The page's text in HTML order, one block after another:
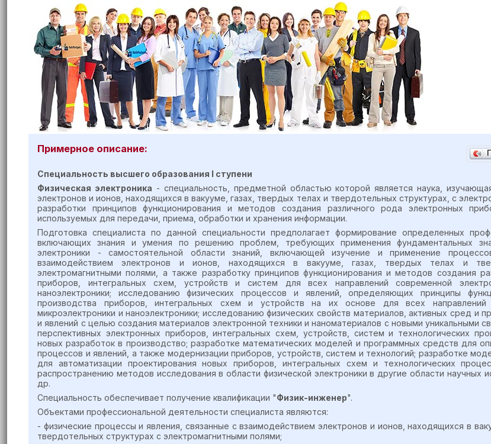
Примерное описание:
Специальность высшего образования I ступени
Физическая электроника - специальность, предметной областью которой является наука,
электронов и ионов, находящихся в вакууме, газах, твердых телах и твердотельных структурах, с
разработки принципов функционирования и методов создания различного рода электронных
используемых для передачи, приема, обработки и хранения информации.
Подготовка специалиста по данной специальности предполагает формирование определенных
включающих знания и умения по решению проблем, требующих применения фундаментальных
электроники - самостоятельной области знаний, включающей изучение и применение
взаимодействием электронов и ионов, находящихся в вакууме, газах, твердых телах и
электромагнитными полями, а также разработку принципов функционирования и методов создания
приборов, интегральных схем, устройств и систем для всех направлений современной
наноэлектроники; исследованию физических процессов и явлений, определяющих принципы
производства приборов, интегральных схем и устройств на их основе для всех направлений
микроэлектроники и наноэлектроники; исследованию физических свойств материалов, активных сред и
и явлений с целью создания материалов электронной техники и наноматериалов с новыми уникальными
перспективных электронных приборов, интегральных схем, устройств, систем и технологических
новых разработок в производство; разработке математических моделей и программных средств для
процессов и явлений, а также модернизации приборов, устройств, систем и технологий; разработке
для автоматизации проектирования новых приборов, интегральных схем и технологических
распространению методов исследования в области физической электроники в другие области научных
др.
Специальность обеспечивает получение квалификации "Физик-инженер".
Объектами профессиональной деятельности специалиста являются:
- физические процессы и явления, связанные с взаимодействием электронов и ионов, находящихся в
твердотельных структурах с электромагнитными полями;